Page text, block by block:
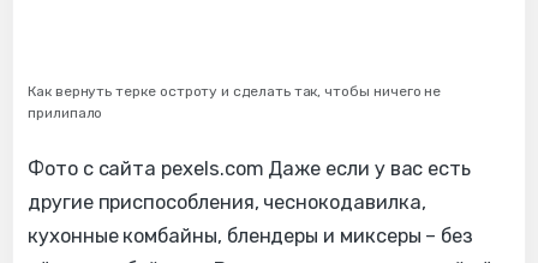
Как вернуть терке остроту и сделать так, чтобы ничего не
прилипало
Фото с сайта pexels.com Даже если у вас есть
другие приспособления, чеснокодавилка,
кухонные комбайны, блендеры и миксеры – без